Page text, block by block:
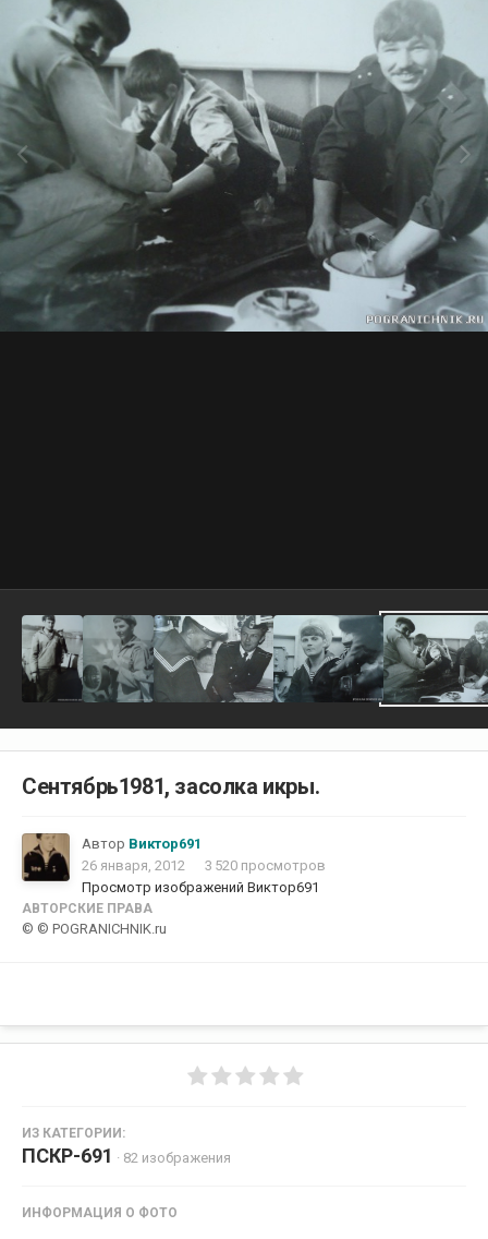
Сентябрь1981, засолка икры.
Автор Виктор691
26 января, 2012
3 520 просмотров
Просмотр изображений Виктор691
АВТОРСКИЕ ПРАВА
© © POGRANICHNIK.ru
ИЗ КАТЕГОРИИ:
ПСКР-691 · 82 изображения
ИНФОРМАЦИЯ О ФОТО